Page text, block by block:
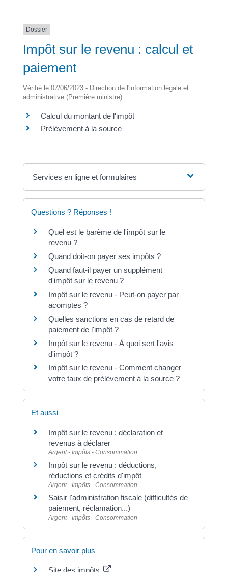
Dossier
Impôt sur le revenu : calcul et
paiement
Vérifié le 07/06/2023 - Direction de l'information légale et
administrative (Première ministre)
Calcul du montant de l'impôt
Prélèvement à la source
Services en ligne et formulaires
Questions ? Réponses !
Quel est le barème de l'impôt sur le
revenu ?
Quand doit-on payer ses impôts ?
Quand faut-il payer un supplément
d'impôt sur le revenu ?
Impôt sur le revenu - Peut-on payer par
acomptes ?
Quelles sanctions en cas de retard de
paiement de l'impôt ?
Impôt sur le revenu - À quoi sert l'avis
d'impôt ?
Impôt sur le revenu - Comment changer
votre taux de prélèvement à la source ?
Et aussi
Impôt sur le revenu : déclaration et
revenus à déclarer
Argent - Impôts - Consommation
Impôt sur le revenu : déductions,
réductions et crédits d'impôt
Argent - Impôts - Consommation
Saisir l'administration fiscale (difficultés de
paiement, réclamation...)
Argent - Impôts - Consommation
Pour en savoir plus
Site des impôts